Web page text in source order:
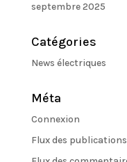
septembre 2025
Catégories
News électriques
Méta
Connexion
Flux des publications